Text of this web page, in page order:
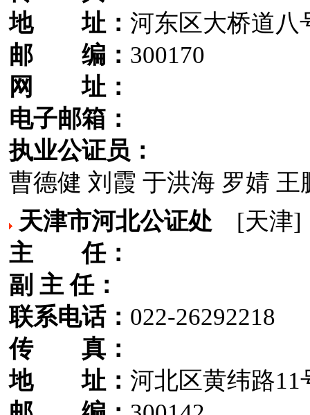
地 址： 河东区大桥道八
邮 编： 300170
网 址：
电子邮箱：
执业公证员：
曹德健 刘霞 于洪海 罗婧
天津市河北公证处 [天津]
主 任：
副 主 任：
联系电话： 022-26292218
传 真：
地 址： 河北区黄纬路11